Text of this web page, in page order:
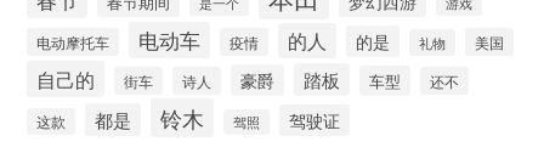
电动摩托车 电动车 疫情 的人 的是 礼物 美国
自己的 街车 诗人 豪爵 踏板 车型 还不
这款 都是 铃木 驾照 驾驶证